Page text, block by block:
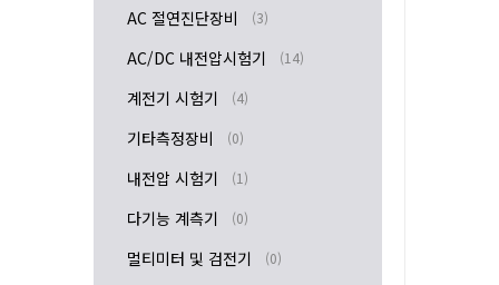
AC 절연진단장비 (3)
AC/DC 내전압시험기 (14)
계전기 시험기 (4)
기타측정장비 (0)
내전압 시험기 (1)
다기능 계측기 (0)
멀티미터 및 검전기 (0)